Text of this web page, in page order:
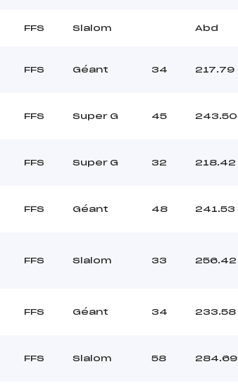
FFS Slalom Abd
FFS Géant 34 217.79
FFS Super G 45 243.50
FFS Super G 32 218.42
FFS Géant 48 241.53
FFS Slalom 33 256.42
FFS Géant 34 233.58
FFS Slalom 58 284.69